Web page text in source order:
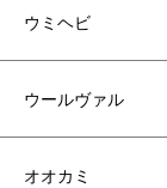
ウミヘビ
ウールヴァル
オオカミ